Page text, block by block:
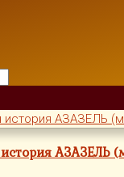
АЗАЗЕЛЬ